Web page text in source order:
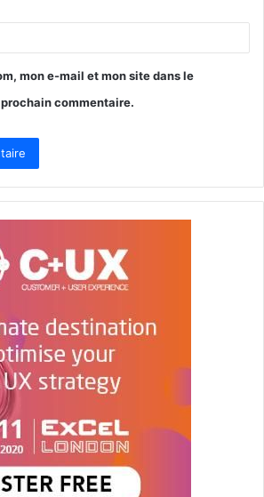
mon e-mail et mon site dans le
commentaire.